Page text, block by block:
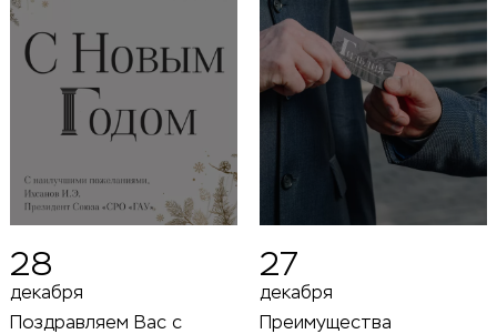
28
декабря
Поздравляем Вас с
27
декабря
Преимущества